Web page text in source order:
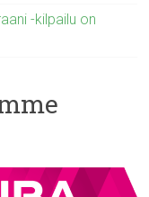
-kilpailu on